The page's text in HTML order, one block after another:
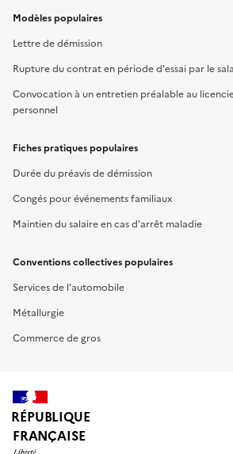
Modèles populaires
Lettre de démission
Rupture du contrat en période d'essai par le
Convocation à un entretien préalable au
personnel
Fiches pratiques populaires
Durée du préavis de démission
Congés pour événements familiaux
Maintien du salaire en cas d'arrêt maladie
Conventions collectives populaires
Services de l'automobile
Métallurgie
Commerce de gros
RÉPUBLIQUE
FRANÇAISE